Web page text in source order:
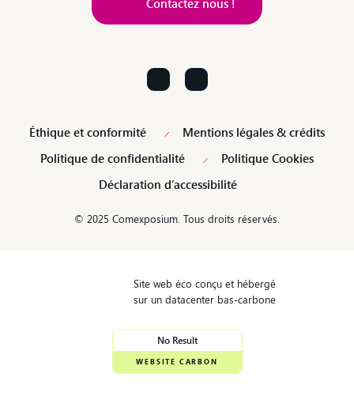
Contactez nous !
Éthique et conformité
Mentions légales & crédits
Politique de confidentialité
Politique Cookies
Déclaration d’accessibilité
© 2025 Comexposium. Tous droits réservés.
Site web éco conçu et hébergé
sur un datacenter bas-carbone
No Result
WEBSITE CARBON